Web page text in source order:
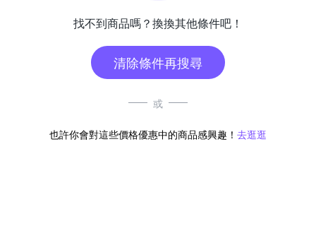
找不到商品嗎？換換其他條件吧！
清除條件再搜尋
或
也許你會對這些價格優惠中的商品感興趣！ 去逛逛